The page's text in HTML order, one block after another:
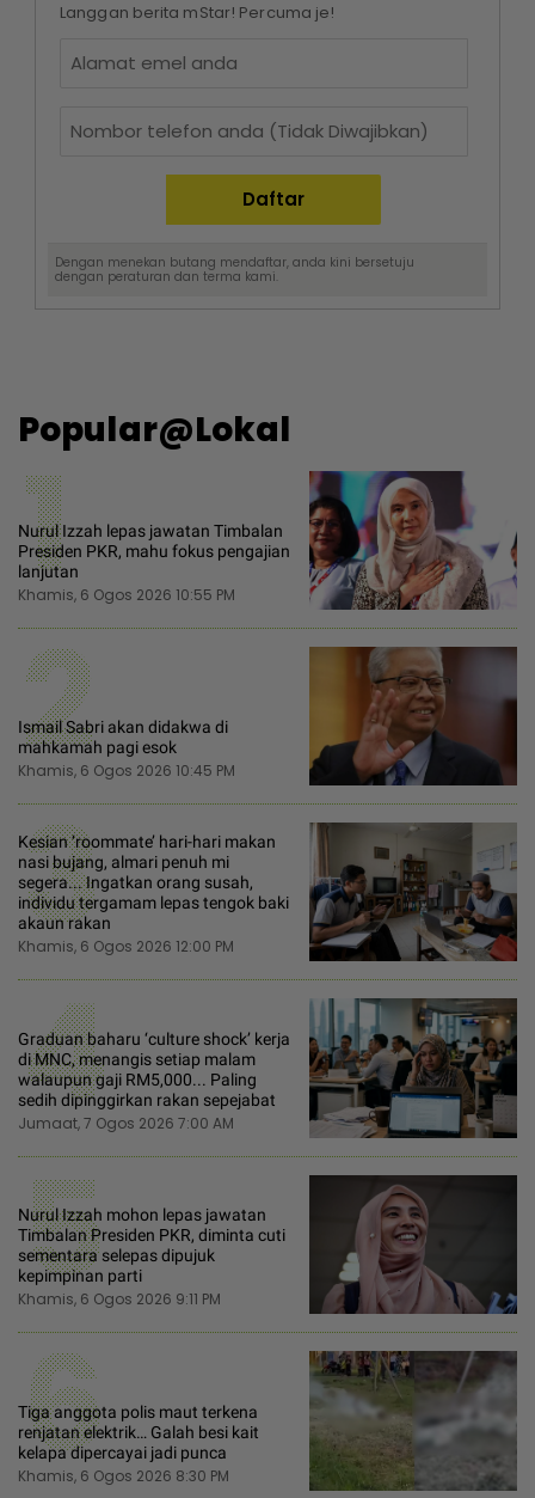
Langgan berita mStar! Percuma je!
Dengan menekan butang mendaftar, anda kini bersetuju
dengan peraturan dan terma kami.
Popular@Lokal
1
Nurul Izzah lepas jawatan Timbalan
Presiden PKR, mahu fokus pengajian
lanjutan
Khamis, 6 Ogos 2026 10:55 PM
2
Ismail Sabri akan didakwa di
mahkamah pagi esok
Khamis, 6 Ogos 2026 10:45 PM
3
Kesian ‘roommate’ hari-hari makan
nasi bujang, almari penuh mi
segera... Ingatkan orang susah,
individu tergamam lepas tengok baki
akaun rakan
Khamis, 6 Ogos 2026 12:00 PM
4
Graduan baharu ‘culture shock’ kerja
di MNC, menangis setiap malam
walaupun gaji RM5,000... Paling
sedih dipinggirkan rakan sepejabat
Jumaat, 7 Ogos 2026 7:00 AM
5
Nurul Izzah mohon lepas jawatan
Timbalan Presiden PKR, diminta cuti
sementara selepas dipujuk
kepimpinan parti
Khamis, 6 Ogos 2026 9:11 PM
6
Tiga anggota polis maut terkena
renjatan elektrik… Galah besi kait
kelapa dipercayai jadi punca
Khamis, 6 Ogos 2026 8:30 PM